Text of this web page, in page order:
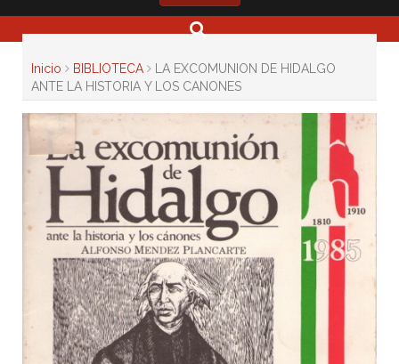
Inicio BIBLIOTECA
LA EXCOMUNION DE HIDALGO
ANTE LA HISTORIA Y LOS CANONES